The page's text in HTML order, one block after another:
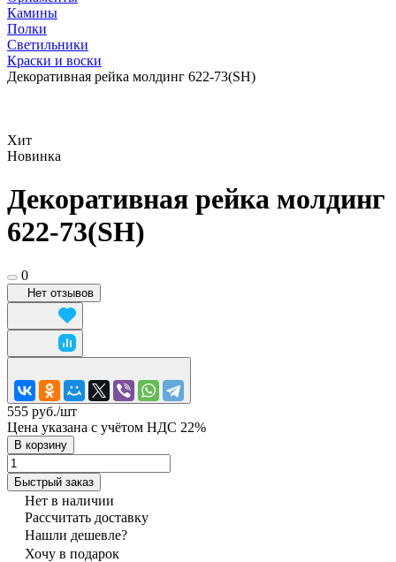
Камины
Полки
Светильники
Краски и воски
Декоративная рейка молдинг 622-73(SH)
Хит
Новинка
Декоративная рейка молдинг
622-73(SH)
0
Нет отзывов
555 руб./шт
Цена указана с учётом НДС 22%
В корзину
Быстрый заказ
Нет в наличии
Рассчитать доставку
Нашли дешевле?
Хочу в подарок